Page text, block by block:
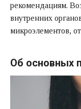
рекомендациям.
внутренних
микроэлементов,
Об основных